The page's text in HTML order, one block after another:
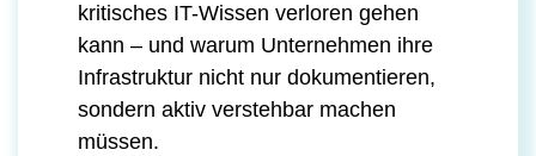
kritisches IT-Wissen verloren gehen
kann – und warum Unternehmen ihre
Infrastruktur nicht nur dokumentieren,
sondern aktiv verstehbar machen
müssen.